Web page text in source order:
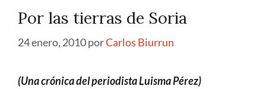
Por las tierras de Soria
24 enero, 2010porCarlos Biurrun
(Una crónica del periodista Luisma Pérez)